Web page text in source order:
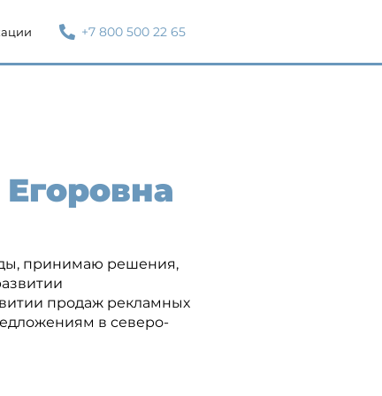
+7 800 500 22 65
принимаю решения,
продаж рекламных
в северо-